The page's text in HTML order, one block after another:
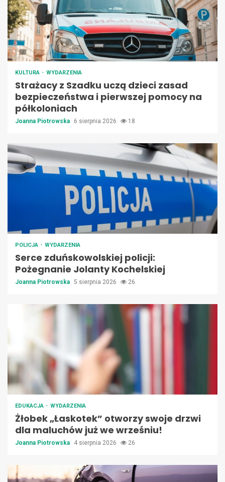
KULTURA WYDARZENIA
Strażacy z Szadku uczą dzieci zasad
bezpieczeństwa i pierwszej pomocy na
półkoloniach
Joanna Piotrowska 6 sierpnia 2026 18
POLICJA WYDARZENIA
Serce zduńskowolskiej policji:
Pożegnanie Jolanty Kochelskiej
Joanna Piotrowska 5 sierpnia 2026 26
EDUKACJA WYDARZENIA
Żłobek „Łaskotek” otworzy swoje drzwi
dla maluchów już we wrześniu!
Joanna Piotrowska 4 sierpnia 2026 26